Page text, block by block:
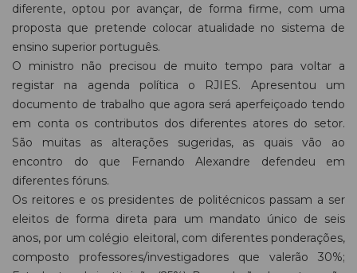
diferente, optou por avançar, de forma firme, com uma
proposta que pretende colocar atualidade no sistema de
ensino superior português.
O ministro não precisou de muito tempo para voltar a
registar na agenda política o RJIES. Apresentou um
documento de trabalho que agora será aperfeiçoado tendo
em conta os contributos dos diferentes atores do setor.
São muitas as alterações sugeridas, as quais vão ao
encontro do que Fernando Alexandre defendeu em
diferentes fóruns.
Os reitores e os presidentes de politécnicos passam a ser
eleitos de forma direta para um mandato único de seis
anos, por um colégio eleitoral, com diferentes ponderações,
composto professores/investigadores que valerão 30%;